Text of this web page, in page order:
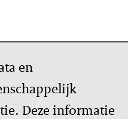
en
Deze informatie